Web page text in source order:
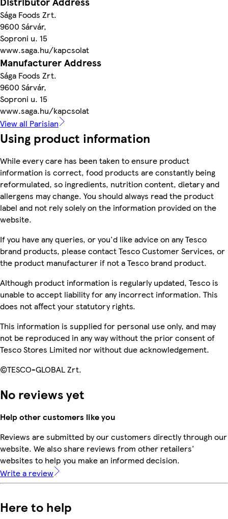
Sága Foods Zrt.
9600 Sárvár,
Soproni u. 15
www.saga.hu/kapcsolat
Manufacturer Address
Sága Foods Zrt.
9600 Sárvár,
Soproni u. 15
www.saga.hu/kapcsolat
View all Parisian
Using product information
While every care has been taken to ensure product
information is correct, food products are constantly being
reformulated, so ingredients, nutrition content, dietary and
allergens may change. You should always read the product
label and not rely solely on the information provided on the
website.
If you have any queries, or you'd like advice on any Tesco
brand products, please contact Tesco Customer Services, or
the product manufacturer if not a Tesco brand product.
Although product information is regularly updated, Tesco is
unable to accept liability for any incorrect information. This
does not affect your statutory rights.
This information is supplied for personal use only, and may
not be reproduced in any way without the prior consent of
Tesco Stores Limited nor without due acknowledgement.
©TESCO-GLOBAL Zrt.
No reviews yet
Help other customers like you
Reviews are submitted by our customers directly through our
website. We also share reviews from other retailers'
websites to help you make an informed decision.
Write a review
Here to help